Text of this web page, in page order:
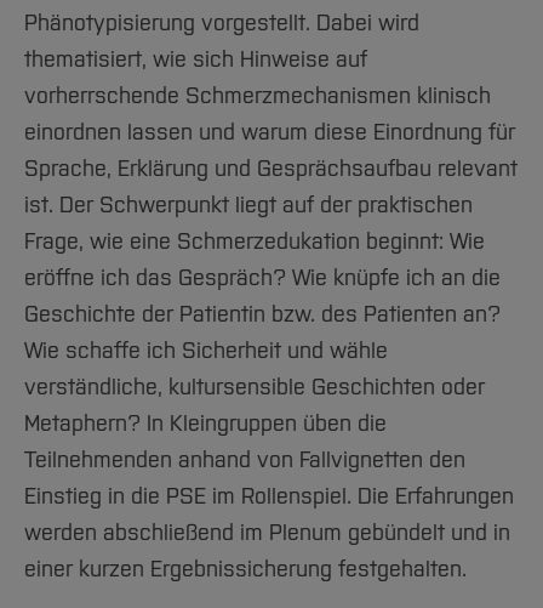
Arbeiten im FB G
Forschung und Projekte
International
Team
Service
Studiengänge
Studieninteressierte
Aktuelles
Studium
Fachgruppen
Forschung und Entwicklung
International
Service
Amtliche Bekanntmachungen
Notfall-Infos
BO Shop
Familiengerechte Hochschule
Gleichstellung
Diskriminierungsfreie Hochschule
Vertretungen
Wahlen
Hochschulbibliothek
Hochschulkommunikation
International Office
Medienzentrum
qed-Stiftung
Zentrale Studienberatung
Phänotypisierung vorgestellt. Dabei wird
thematisiert, wie sich Hinweise auf
vorherrschende Schmerzmechanismen klinisch
einordnen lassen und warum diese Einordnung für
Sprache, Erklärung und Gesprächsaufbau relevant
ist. Der Schwerpunkt liegt auf der praktischen
Frage, wie eine Schmerzedukation beginnt: Wie
eröffne ich das Gespräch? Wie knüpfe ich an die
Geschichte der Patientin bzw. des Patienten an?
Wie schaffe ich Sicherheit und wähle
verständliche, kultursensible Geschichten oder
Metaphern? In Kleingruppen üben die
Teilnehmenden anhand von Fallvignetten den
Einstieg in die PSE im Rollenspiel. Die Erfahrungen
werden abschließend im Plenum gebündelt und in
einer kurzen Ergebnissicherung festgehalten.